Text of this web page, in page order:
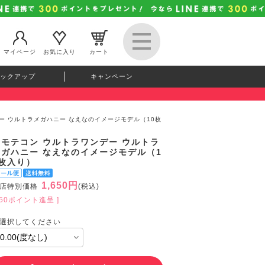
マイページ お気に入り カート
クアップ キャンペーン
ウルトラメガハニー なえなのイメージモデル（10枚
テコン ウルトラワンデー ウルトラ
ハニー なえなのイメージモデル（1
入り）
特別価格 1,650円 (税込)
ポイント進呈 ]